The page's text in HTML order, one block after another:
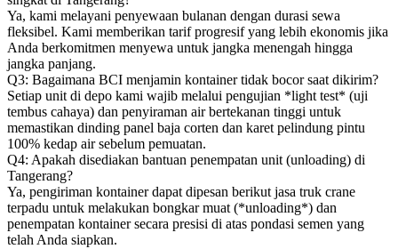
Ya, kami melayani penyewaan bulanan dengan durasi sewa
fleksibel. Kami memberikan tarif progresif yang lebih ekonomis jika
Anda berkomitmen menyewa untuk jangka menengah hingga
jangka panjang.
Q3: Bagaimana BCI menjamin kontainer tidak bocor saat dikirim?
Setiap unit di depo kami wajib melalui pengujian *light test* (uji
tembus cahaya) dan penyiraman air bertekanan tinggi untuk
memastikan dinding panel baja corten dan karet pelindung pintu
100% kedap air sebelum pemuatan.
Q4: Apakah disediakan bantuan penempatan unit (unloading) di
Tangerang?
Ya, pengiriman kontainer dapat dipesan berikut jasa truk crane
terpadu untuk melakukan bongkar muat (*unloading*) dan
penempatan kontainer secara presisi di atas pondasi semen yang
telah Anda siapkan.